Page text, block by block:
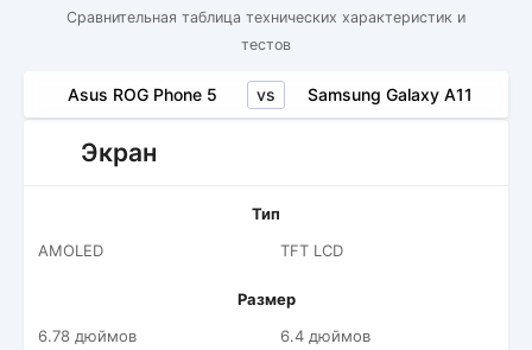
Сравнительная таблица технических характеристик и
тестов
Asus ROG Phone 5 vs Samsung Galaxy A11
Экран
Тип
AMOLED
TFT LCD
Размер
6.78 дюймов
6.4 дюймов